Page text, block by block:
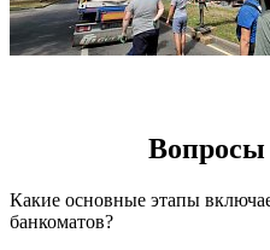
Вопросы
Какие основные этапы
банкоматов?